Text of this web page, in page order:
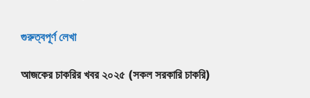
গুরুত্বপূর্ণ লেখা
আজকের চাকরির খবর ২০২৫ (সকল সরকারি চাকরি)